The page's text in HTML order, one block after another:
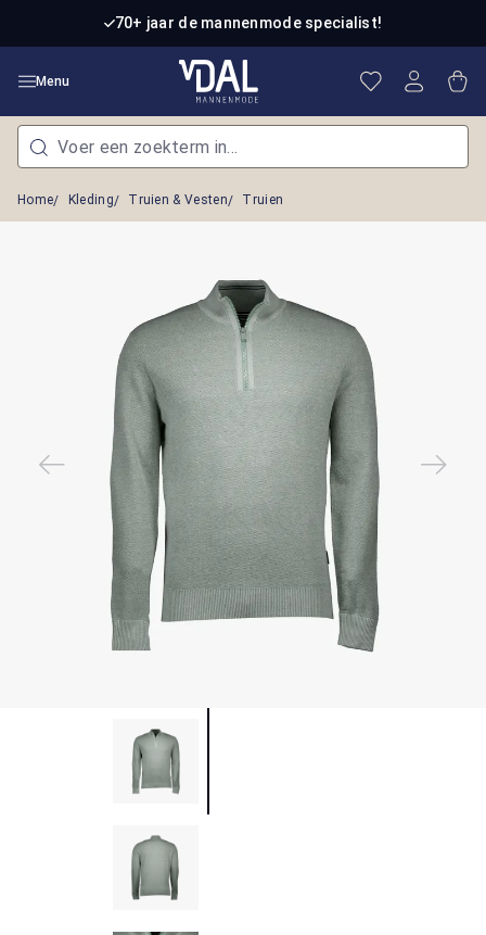
Ga naar de hoofdinhoud70+ jaar de mannenmode specialist!
Menu Je hebt 0
Home Kleding Truien & Vesten Truien